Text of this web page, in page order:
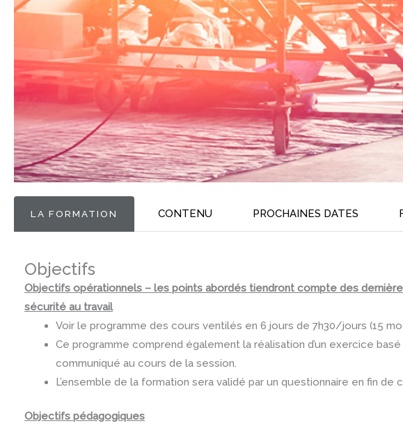
LA FORMATION CONTENU PROCHAINES DATES
Objectifs
Objectifs opérationnels – les points abordés tiendront compte des
sécurité au travail
Voir le programme des cours ventilés en 6 jours de 7h30/jours (15
Ce programme comprend également la réalisation d’un exercice
communiqué au cours de la session.
L’ensemble de la formation sera validé par un questionnaire en fin de
Objectifs pédagogiques